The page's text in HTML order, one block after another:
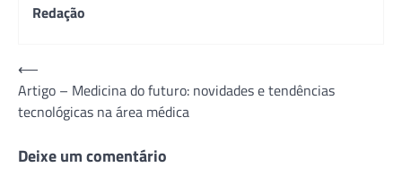
Redação
Navegação
de
Post
⟵
Artigo – Medicina do futuro: novidades e tendências
tecnológicas na área médica
Deixe um comentário